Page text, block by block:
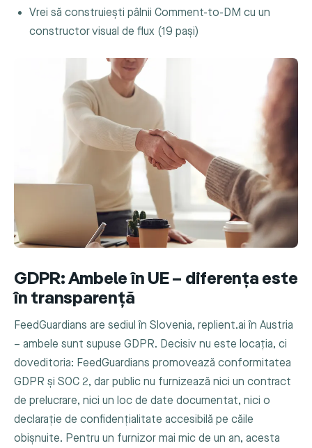
Vrei să construiești pâlnii Comment-to-DM cu un
constructor visual de flux (19 pași)
GDPR: Ambele în UE – diferența este
în transparență
FeedGuardians are sediul în Slovenia, replient.ai în Austria
– ambele sunt supuse GDPR. Decisiv nu este locația, ci
doveditoria: FeedGuardians promovează conformitatea
GDPR și SOC 2, dar public nu furnizează nici un contract
de prelucrare, nici un loc de date documentat, nici o
declarație de confidențialitate accesibilă pe căile
obișnuite. Pentru un furnizor mai mic de un an, acesta